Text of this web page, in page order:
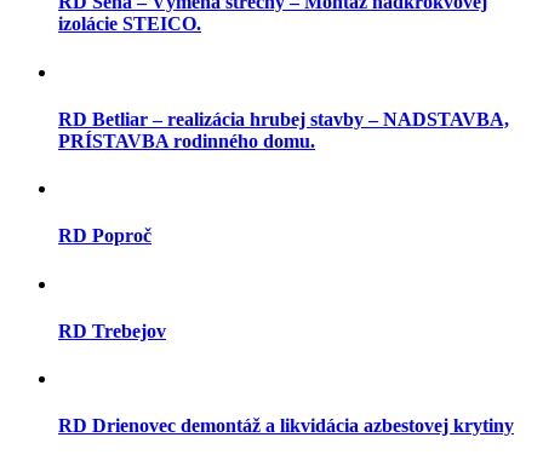
izolácie STEICO.
RD Betliar – realizácia hrubej stavby – NADSTAVBA,
PRÍSTAVBA rodinného domu.
RD Poproč
RD Trebejov
RD Drienovec demontáž a likvidácia azbestovej krytiny